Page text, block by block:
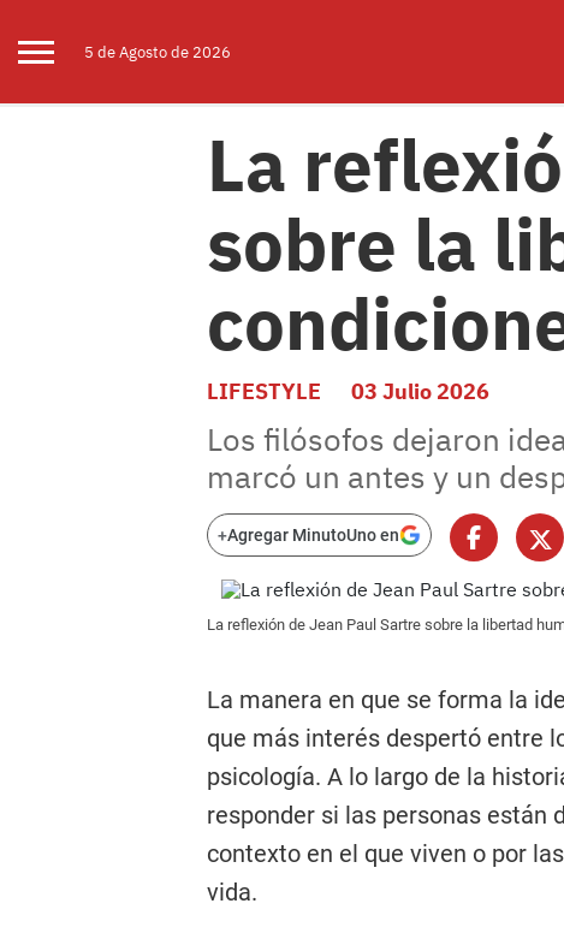
5 deAgostode 2026
La
sobre la
LIFESTYLE 03 Julio 2026
Los filósofos dejaron
marcó un antes y un
+Agregar MinutoUno en
La reflexión de Jean Paul Sartre sobre la libertad
La manera en que se forma la
que más interés despertó entre
psicología. A lo largo de la
responder si las personas están
contexto en el que viven o por
vida.